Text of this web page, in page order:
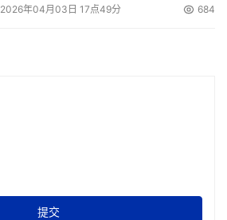
2026年04月03日 17点49分 684
提交